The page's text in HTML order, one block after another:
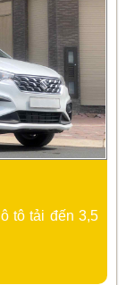
tô tải đến 3,5